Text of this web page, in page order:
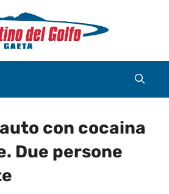
con cocaina
Due persone